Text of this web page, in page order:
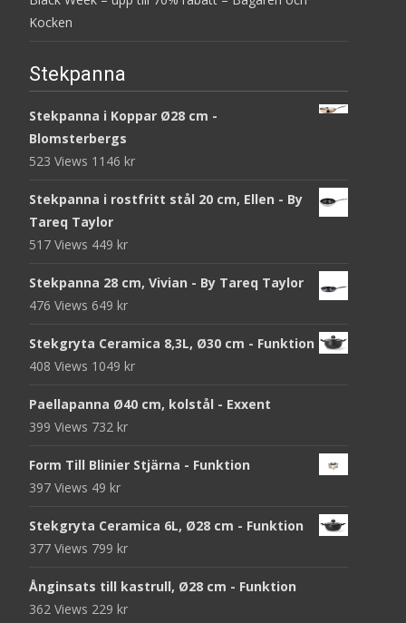
Kocken
Stekpanna
Stekpanna i Koppar Ø28 cm -
Blomsterbergs
523 Views 1146 kr
Stekpanna i rostfritt stål 20 cm, Ellen - By
Tareq Taylor
517 Views 449 kr
Stekpanna 28 cm, Vivian - By Tareq Taylor
476 Views 649 kr
Stekgryta Ceramica 8,3L, Ø30 cm - Funktion
408 Views 1049 kr
Paellapanna Ø40 cm, kolstål - Exxent
399 Views 732 kr
Form Till Blinier Stjärna - Funktion
397 Views 49 kr
Stekgryta Ceramica 6L, Ø28 cm - Funktion
377 Views 799 kr
Ånginsats till kastrull, Ø28 cm - Funktion
362 Views 229 kr